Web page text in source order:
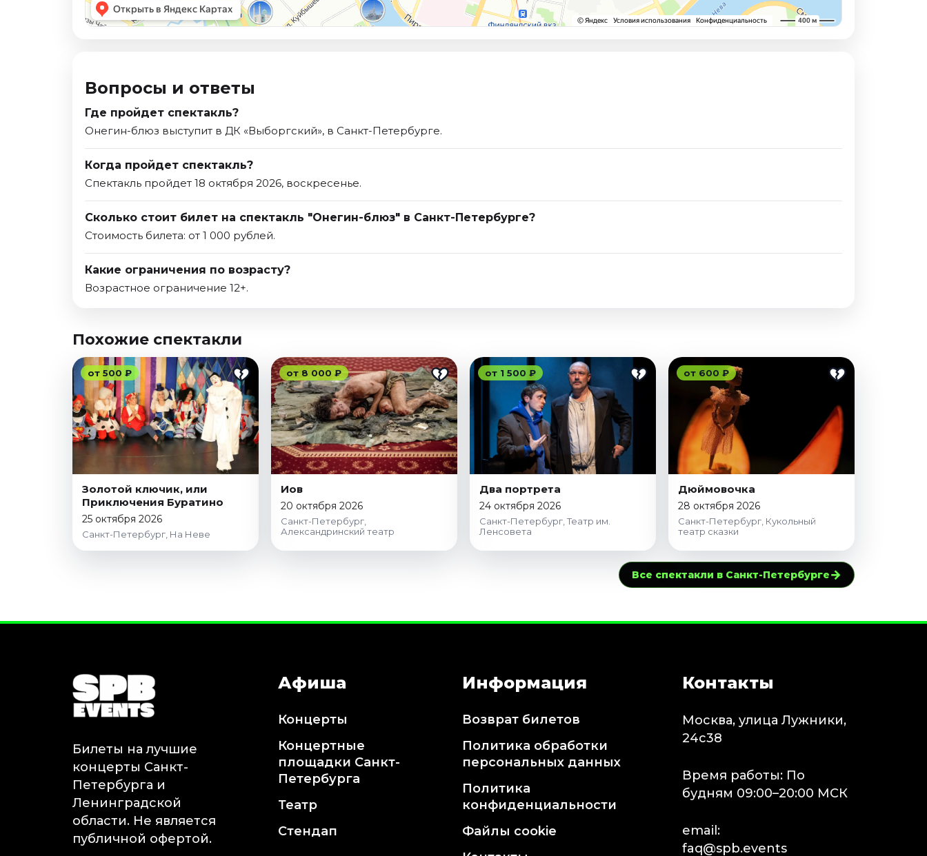
Вопросы и ответы
Где пройдет спектакль?
Онегин-блюз выступит в ДК «Выборгский», в Санкт-Петербурге.
Когда пройдет спектакль?
Спектакль пройдет 18 октября 2026, воскресенье.
Сколько стоит билет на спектакль "Онегин-блюз" в Санкт-Петербурге?
Стоимость билета: от 1 000 рублей.
Какие ограничения по возрасту?
Возрастное ограничение 12+.
Похожие спектакли
от 500 ₽
Золотой ключик, или
Приключения Буратино
25 октября 2026
Санкт-Петербург, На Неве
от 8 000 ₽
Иов
20 октября 2026
Санкт-Петербург,
Александринский театр
от 1 500 ₽
Два портрета
24 октября 2026
Санкт-Петербург, Театр им.
Ленсовета
от 600 ₽
Дюймовочка
28 октября 2026
Санкт-Петербург, Кукольный
театр сказки
Все спектакли в Санкт-Петербурге→
Билеты на лучшие
концерты Санкт-
Петербурга и
Ленинградской
области. Не является
публичной офертой.
Афиша
Концерты
Концертные
площадки Санкт-
Петербурга
Театр
Стендап
Информация
Возврат билетов
Политика обработки
персональных данных
Политика
конфиденциальности
Файлы cookie
Контакты
Москва, улица Лужники,
24с38
Время работы: По
будням 09:00–20:00 МСК
email:
faq@spb.events